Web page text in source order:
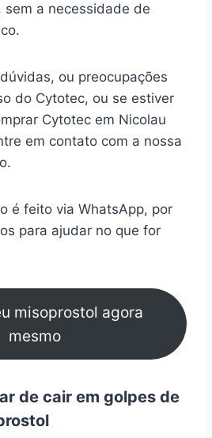
a necessidade de
ou preocupações
do Cytotec, ou se estiver
Cytotec em Nicolau
em contato com a nossa
é feito via WhatsApp, por
para ajudar no que for
misoprostol agora
mesmo
de cair em golpes de